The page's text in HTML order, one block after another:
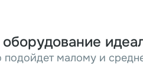
подойдет малому и